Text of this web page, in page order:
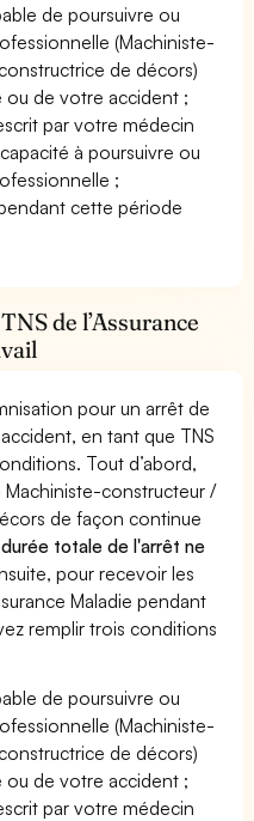
de poursuivre ou
(Machiniste-
de décors)
ou de votre accident ;
par votre médecin
à poursuivre ou
;
cette période
de l’Assurance
pour un arrêt de
en tant que TNS
Tout d’abord,
constructeur /
de façon continue
durée totale de l'arrêt ne
pour recevoir les
Maladie pendant
remplir trois conditions
de poursuivre ou
(Machiniste-
de décors)
ou de votre accident ;
par votre médecin